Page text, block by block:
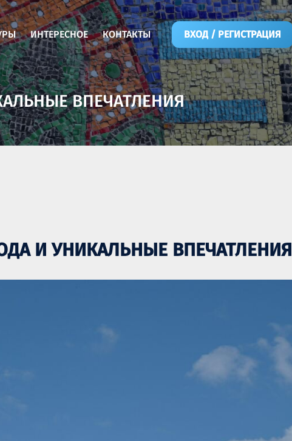
ИНТЕРЕСНОЕ КОНТАКТЫ ВХОД / РЕГИСТРАЦИЯ
ВПЕЧАТЛЕНИЯ
И УНИКАЛЬНЫЕ ВПЕЧАТЛЕНИЯ